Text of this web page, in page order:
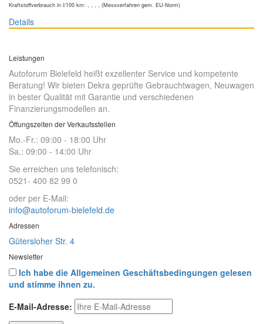
Kraftstoffverbrauch in l/100 km: , , , , (Messverfahren gem. EU-Norm)
Details
Leistungen
Autoforum Bielefeld heißt exzellenter Service und kompetente
Beratung! Wir bieten Dekra geprüfte Gebrauchtwagen, Neuwagen
in bester Qualität mit Garantie und verschiedenen
Finanzierungsmodellen an.
Öffungszeiten der Verkaufsstellen
Mo.-Fr.: 09:00 - 18:00 Uhr
Sa.: 09:00 - 14:00 Uhr
Sie erreichen uns telefonisch:
0521- 400 82 99 0
oder per E-Mail:
info@autoforum-bielefeld.de
Adressen
Gütersloher Str. 4
Newsletter
Ich habe die Allgemeinen Geschäftsbedingungen gelesen
und stimme ihnen zu.
E-Mail-Adresse: